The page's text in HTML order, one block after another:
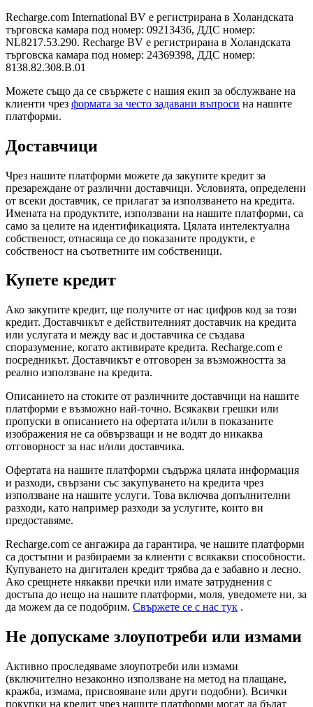
Recharge.com International BV е регистрирана в Холандската
търговска камара под номер: 09213436, ДДС номер:
NL8217.53.290. Recharge BV е регистрирана в Холандската
търговска камара под номер: 24369398, ДДС номер:
8138.82.308.B.01
Можете също да се свържете с нашия екип за обслужване на
клиенти чрез формата за често задавани въпроси на нашите
платформи.
Доставчици
Чрез нашите платформи можете да закупите кредит за
презареждане от различни доставчици. Условията, определени
от всеки доставчик, се прилагат за използването на кредита.
Имената на продуктите, използвани на нашите платформи, са
само за целите на идентификацията. Цялата интелектуална
собственост, отнасяща се до показаните продукти, е
собственост на съответните им собственици.
Купете кредит
Ако закупите кредит, ще получите от нас цифров код за този
кредит. Доставчикът е действителният доставчик на кредита
или услугата и между вас и доставчика се създава
споразумение, когато активирате кредита. Recharge.com е
посредникът. Доставчикът е отговорен за възможността за
реално използване на кредита.
Описанието на стоките от различните доставчици на нашите
платформи е възможно най-точно. Всякакви грешки или
пропуски в описанието на офертата и/или в показаните
изображения не са обвързващи и не водят до никаква
отговорност за нас и/или доставчика.
Офертата на нашите платформи съдържа цялата информация
и разходи, свързани със закупуването на кредита чрез
използване на нашите услуги. Това включва допълнителни
разходи, като например разходи за услугите, които ви
предоставяме.
Recharge.com се ангажира да гарантира, че нашите платформи
са достъпни и разбираеми за клиенти с всякакви способности.
Купуването на дигитален кредит трябва да е забавно и лесно.
Ако срещнете някакви пречки или имате затруднения с
достъпа до нещо на нашите платформи, моля, уведомете ни, за
да можем да се подобрим. Свържете се с нас тук .
Не допускаме злоупотреби или измами
Активно проследяваме злоупотреби или измами
(включително незаконно използване на метод на плащане,
кражба, измама, присвояване или други подобни). Всички
покупки на кредит чрез нашите платформи могат да бъдат